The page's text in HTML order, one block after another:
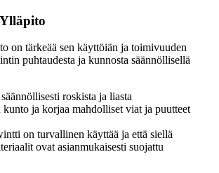
on tärkeää sen käyttöiän ja toimivuuden
puhtaudesta ja kunnosta säännöllisellä
roskista ja liasta
ja korjaa mahdolliset viat ja puutteet
on turvallinen käyttää ja että siellä
ovat asianmukaisesti suojattu